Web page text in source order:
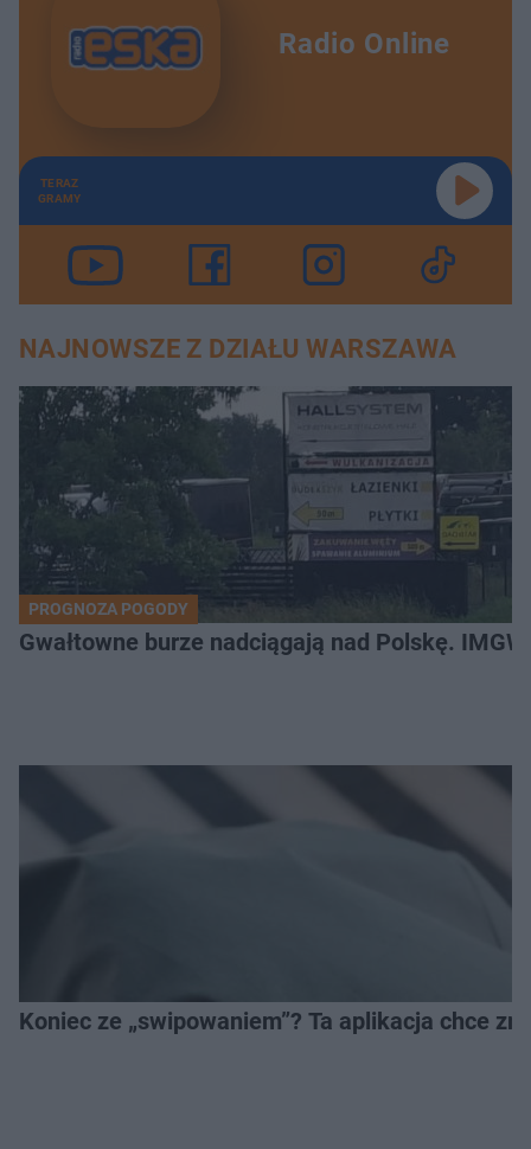
Radio Online
TERAZ
GRAMY
NAJNOWSZE Z DZIAŁU WARSZAWA
PROGNOZA POGODY
Gwałtowne burze nadciągają nad Polskę.
Koniec ze „swipowaniem”? Ta aplikacja chce